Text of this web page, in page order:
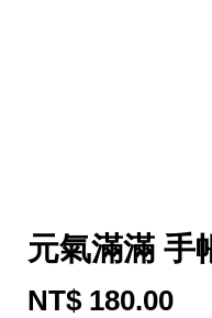
元氣滿滿 手
NT$ 180.00